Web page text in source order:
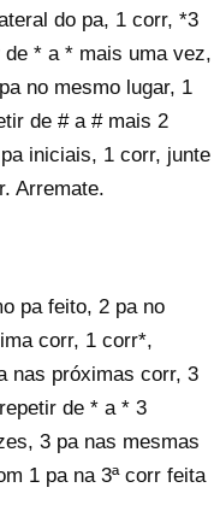
do pa, 1 corr, *3
* a * mais uma vez,
no mesmo lugar, 1
de # a # mais 2
iniciais, 1 corr, junte
Arremate.
pa feito, 2 pa no
corr, 1 corr*,
nas próximas corr, 3
de * a * 3
3 pa nas mesmas
1 pa na 3ª corr feita